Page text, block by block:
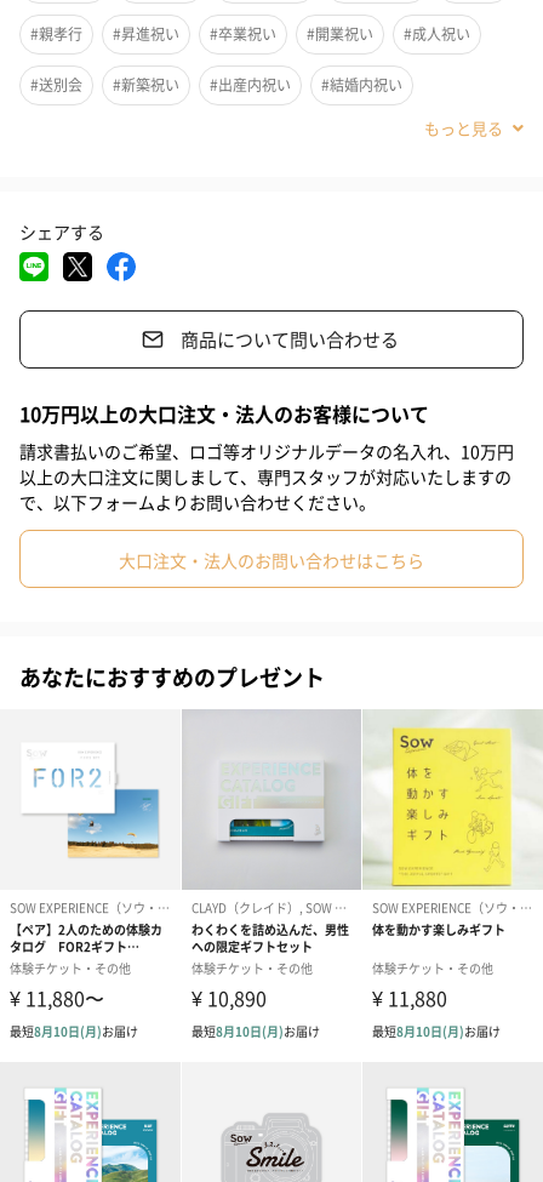
様々なジャンルの体験が選べるFOR2シリーズ
2人の記憶に残る時間を贈る
互いの意外な一面が垣間見えるワークショップ、普段は出かけな
い場所への小旅行や、プライベートな空間でリラックス……。選
べるのは、2人の記憶に残る時間です。
本格的なアウトドア体験や食事が充実しています。
ソウ・エクスペリエンスのギフトは国内の幅広いエリアで利用で
都市部では、ものづくりやリラクゼーション系の体験が充実。都
会から離れた場所では、その土地ならではの大自然系アクティビ
ティが多く収録されています。
WEBでお店を選べて便利
※冊子の掲載内容は定期的に改定をしています。最新情報は以下
URLをご参照ください。
#親孝行 #昇進祝い #卒業祝い #開業祝い #成人祝い
#送別会 #新築祝い #出産内祝い #結婚内祝い
#喜寿祝い
#父の日
#サプライズ
#敬老の日 #入学祝い #就職祝い
#弟 #妹 #息子 #娘 #姪 #甥
#女子大学生 #部下女性 #義父 #義母 #取引先男性
#女友達 #男友達 #男性 #女性 #夫 #妻 #父親
#同僚男性 #男子大学生 #10代
#40代 #80代 #90代
シェアする
商品について問い合わせる
10万円以上の大口注文・法人のお客様について
請求書払いのご希望、ロゴ等オリジナルデータの名入れ、10万円
以上の大口注文に関しまして、専門スタッフが対応いたしますの
で、以下フォームよりお問い合わせください。
大口注文・法人のお問い合わせはこちら
あなたにおすすめのプレゼント